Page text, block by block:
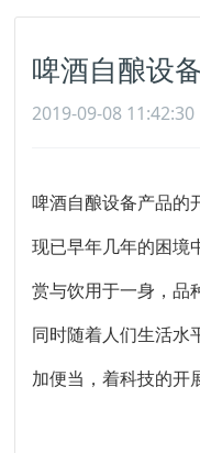
啤酒自酿设
2019-09-08 11:42:30
啤酒自酿设备产品的
现已早年几年的困境
赏与饮用于一身，品
同时随着人们生活水
加便当，着科技的开